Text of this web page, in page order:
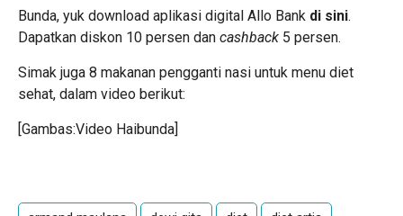
Bunda, yuk download aplikasi digital Allo Bank di sini.
Dapatkan diskon 10 persen dan cashback 5 persen.
Simak juga 8 makanan pengganti nasi untuk menu diet
sehat, dalam video berikut:
[Gambas:Video Haibunda]